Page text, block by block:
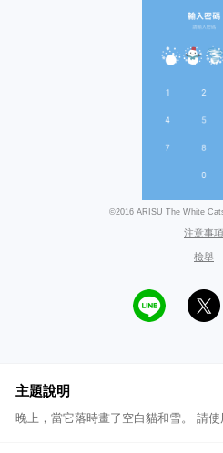
©2016 ARISU The White
注意事項
檢舉
主題說明
晚上，當它落時畫了空白貓和雪。 請使